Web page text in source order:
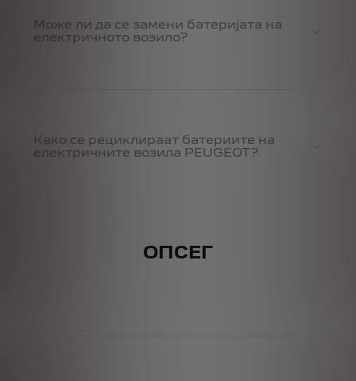
Може ли да се замени батеријата на
електричното возило?
Како се рециклираат батериите на
електричните возила PEUGEOT?
ОПСЕГ